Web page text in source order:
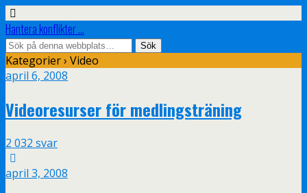
Hantera konflikter ...
Kategorier › Video
april 6, 2008
Videoresurser för medlingsträning
2 032 svar
april 3, 2008